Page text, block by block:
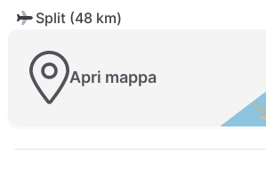
Split (48 km)
Apri mappa